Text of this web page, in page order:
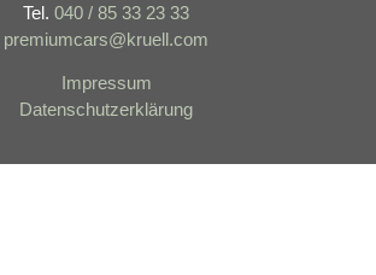
Tel. 040 / 85 33 23 33
premiumcars@kruell.com
Impressum
Datenschutzerklärung